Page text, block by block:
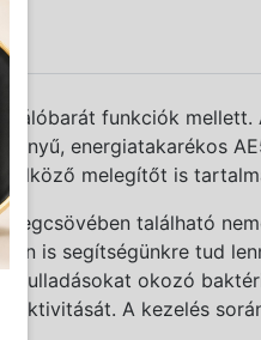
funkciók
energiatakarékos
melegítőt is
található
is segítségünkre tud
okozó
A kezelés